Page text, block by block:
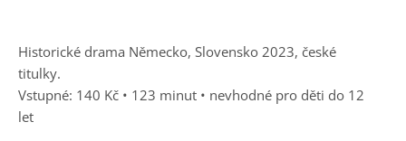
Historické drama Německo, Slovensko 2023, české
titulky.
Vstupné: 140 Kč • 123 minut • nevhodné pro děti do 12
let